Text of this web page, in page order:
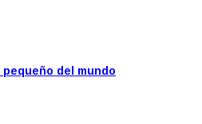
del mundo